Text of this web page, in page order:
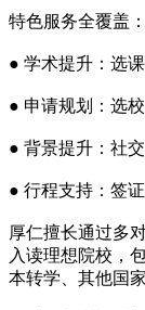
特色服务全覆盖：
● 学术提升：选
● 申请规划：选
● 背景提升：社
● 行程支持：签
厚仁擅长通过多
入读理想院校，
本转学、其他国